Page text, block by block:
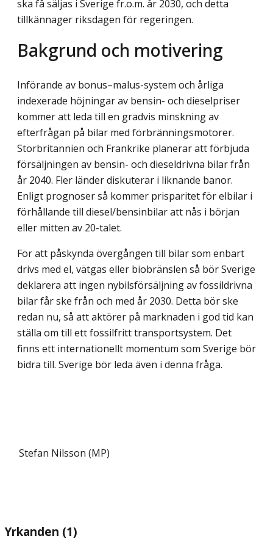
ska få säljas i Sverige fr.o.m. år 2030, och detta
tillkännager riksdagen för regeringen.
Bakgrund och motivering
Införande av bonus–malus-system och årliga
indexerade höjningar av bensin- och dieselpriser
kommer att leda till en gradvis minskning av
efterfrågan på bilar med förbränningsmotorer.
Storbritannien och Frankrike planerar att förbjuda
försäljningen av bensin- och dieseldrivna bilar från
år 2040. Fler länder diskuterar i liknande banor.
Enligt prognoser så kommer prisparitet för elbilar i
förhållande till diesel/bensinbilar att nås i början
eller mitten av 20-talet.
För att påskynda övergången till bilar som enbart
drivs med el, vätgas eller biobränslen så bör Sverige
deklarera att ingen nybilsförsäljning av fossildrivna
bilar får ske från och med år 2030. Detta bör ske
redan nu, så att aktörer på marknaden i god tid kan
ställa om till ett fossilfritt transportsystem. Det
finns ett internationellt momentum som Sverige bör
bidra till. Sverige bör leda även i denna fråga.
Stefan Nilsson (MP)
Yrkanden (1)